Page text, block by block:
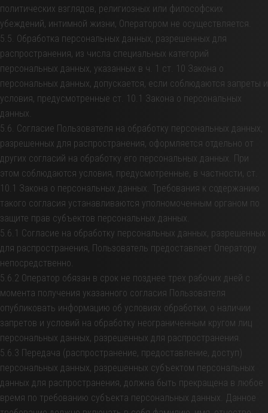
политических взглядов, религиозных или философских
убеждений, интимной жизни, Оператором не осуществляется.
5.5. Обработка персональных данных, разрешенных для
распространения, из числа специальных категорий
персональных данных, указанных в ч. 1 ст. 10 Закона о
персональных данных, допускается, если соблюдаются запреты и
условия, предусмотренные ст. 10.1 Закона о персональных
данных.
5.6. Согласие Пользователя на обработку персональных данных,
разрешенных для распространения, оформляется отдельно от
других согласий на обработку его персональных данных. При
этом соблюдаются условия, предусмотренные, в частности, ст.
10.1 Закона о персональных данных. Требования к содержанию
такого согласия устанавливаются уполномоченным органом по
защите прав субъектов персональных данных.
5.6.1 Согласие на обработку персональных данных, разрешенных
для распространения, Пользователь предоставляет Оператору
непосредственно.
5.6.2 Оператор обязан в срок не позднее трех рабочих дней с
момента получения указанного согласия Пользователя
опубликовать информацию об условиях обработки, о наличии
запретов и условий на обработку неограниченным кругом лиц
персональных данных, разрешенных для распространения.
5.6.3 Передача (распространение, предоставление, доступ)
персональных данных, разрешенных субъектом персональных
данных для распространения, должна быть прекращена в любое
время по требованию субъекта персональных данных. Данное